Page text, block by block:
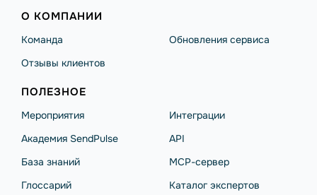
О КОМПАНИИ
Команда
Отзывы клиентов
Обновления сервиса
ПОЛЕЗНОЕ
Мероприятия
Академия SendPulse
База знаний
Глоссарий
Интеграции
API
MCP-сервер
Каталог экспертов